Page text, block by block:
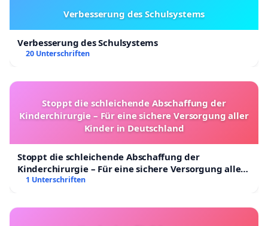
Verbesserung des Schulsystems
Verbesserung des Schulsystems
20 Unterschriften
Stoppt die schleichende Abschaffung der
Kinderchirurgie – Für eine sichere Versorgung aller
Kinder in Deutschland
Stoppt die schleichende Abschaffung der
Kinderchirurgie – Für eine sichere Versorgung aller
Kinder in Deutschland
1 Unterschriften